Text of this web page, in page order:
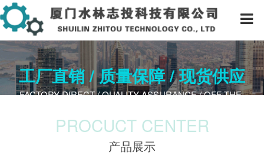
工厂直销 / 质量保障 / 现货供应
FACTORY DIRECT / QUALITY A​SSURANCE / OFF-THE-
PROCUCT CENTER
产品展示